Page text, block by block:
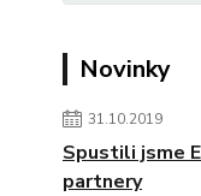
Novinky
31.10.2019
Spustili jsme
partnery